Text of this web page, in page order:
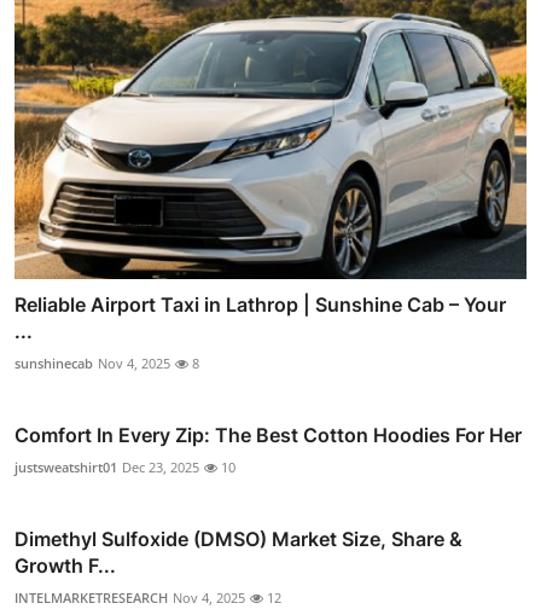
Reliable Airport Taxi in Lathrop | Sunshine Cab – Your
...
sunshinecab Nov 4, 2025 8
Comfort In Every Zip: The Best Cotton Hoodies For Her
justsweatshirt01 Dec 23, 2025 10
Dimethyl Sulfoxide (DMSO) Market Size, Share &
Growth F...
INTELMARKETRESEARCH Nov 4, 2025 12